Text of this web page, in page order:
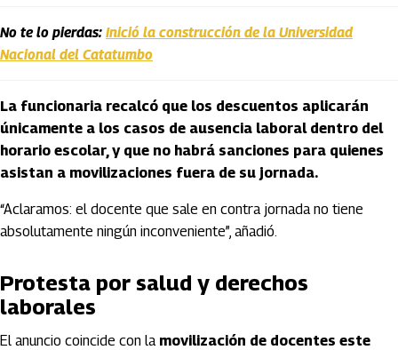
No te lo pierdas: Inició la construcción de la Universidad
Nacional del Catatumbo
La funcionaria recalcó que los descuentos aplicarán
únicamente a los casos de ausencia laboral dentro del
horario escolar, y que no habrá sanciones para quienes
asistan a movilizaciones fuera de su jornada.
“Aclaramos: el docente que sale en contra jornada no tiene
absolutamente ningún inconveniente”, añadió.
Protesta por salud y derechos
laborales
El anuncio coincide con lamovilización de docentes este